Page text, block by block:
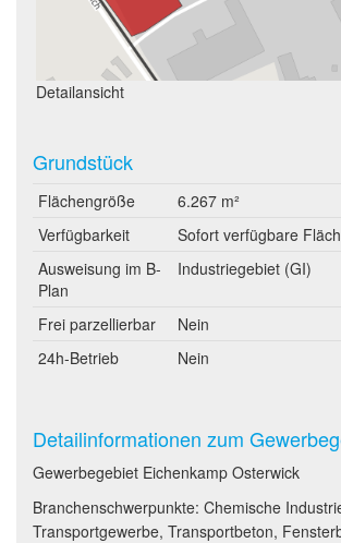
Detailansicht
Grundstück
Flächengröße
6.267 m²
Verfügbarkeit
Sofort verfügbare
Ausweisung im B-
Plan
Industriegebiet (GI)
Frei parzellierbar
Nein
24h-Betrieb
Nein
Detailinformationen zum
Gewerbegebiet Eichenkamp Osterwick
Branchenschwerpunkte: Chemische
Transportgewerbe, Transportbeton,